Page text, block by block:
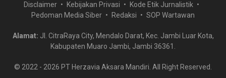
Disclaimer
Kebijakan Privasi
Kode Etik Jurnalistik
Pedoman Media Siber
Redaksi SOP Wartawan
Alamat: Jl. CitraRaya City, Mendalo Darat, Kec. Jambi Luar Kota,
Kabupaten Muaro Jambi, Jambi 36361.
© 2022 - 2026 PT Herzavia Aksara Mandiri. All Right Reserved.